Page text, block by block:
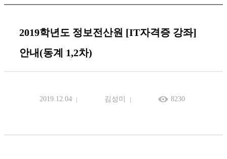
2019학년도 정보전산원 [IT자격증 강좌]
안내(동계 1,2차)
2019.12.04 김성미 8230